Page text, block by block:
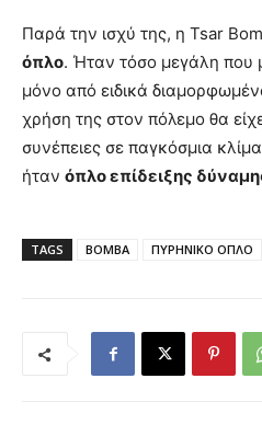
Παρά την ισχύ της, η Tsar
όπλο. Ήταν τόσο μεγάλη που
μόνο από ειδικά
χρήση της στον πόλεμο θα
συνέπειες σε παγκόσμια
ήταν όπλο επίδειξης
TAGS ΒΟΜΒΑ ΠΥΡΗΝΙΚΟ ΟΠΛΟ